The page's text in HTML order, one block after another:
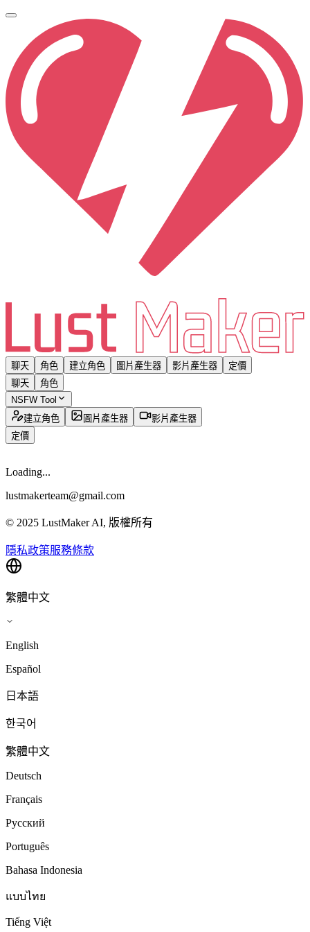
聊天 角色 建立角色 圖片產生器 影片產生器
定價
聊天
角色
NSFW Tool
建立角色
圖片產生器
影片產生器
定價
Loading...
lustmakerteam@gmail.com
© 2025 LustMaker AI, 版權所有
隱私政策服務條款
繁體中文
English
Español
日本語
한국어
繁體中文
Deutsch
Français
Русский
Português
Bahasa Indonesia
แบบไทย
Tiếng Việt